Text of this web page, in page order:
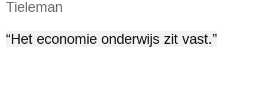
Tieleman
“Het economie onderwijs zit vast.”